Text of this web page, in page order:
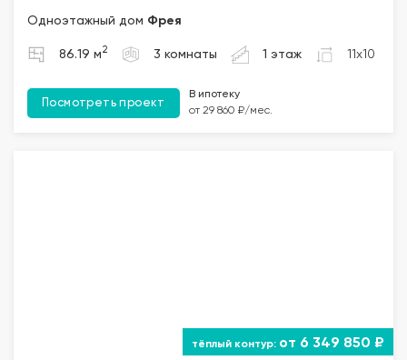
Одноэтажный дом Фрея
86.19 м 2 3 комнаты 1 этаж 11x10
Посмотреть проект
В ипотеку
от 29 860 ₽/мес.
от 6 349 850 ₽